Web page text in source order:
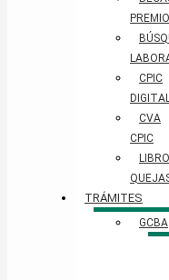
CPIC
CVA
CPIC
TRÁMITES
GCBA